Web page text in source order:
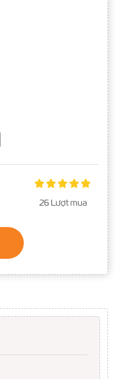
26 Lượt mua